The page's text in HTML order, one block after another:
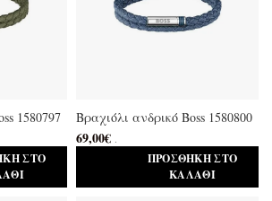
1580797
ΣΤΟ
Βραχιόλι ανδρικό Boss 1580800
69,00€ .
ΠΡΟΣΘΉΚΗ ΣΤΟ
ΚΑΛΆΘΙ